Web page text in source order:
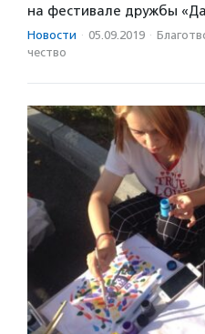
на фестивале дружбы
Новости · 05.09.2019 ·
чест­во